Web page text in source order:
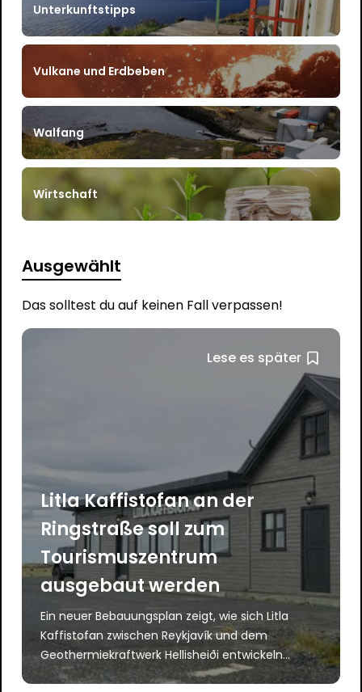
Unterkunftstipps
Vulkane und Erdbeben
Walfang
Wirtschaft
Ausgewählt
Das solltest du auf keinen Fall verpassen!
Lese es später
Litla Kaffistofan an der
Ringstraße soll zum
Tourismuszentrum
ausgebaut werden
Ein neuer Bebauungsplan zeigt, wie sich Litla
Kaffistofan zwischen Reykjavík und dem
Geothermiekraftwerk Hellisheiði entwickeln...